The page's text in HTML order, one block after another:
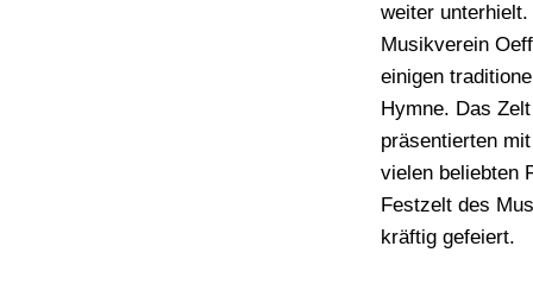
weiter
Musikverein
einigen
Hymne. Das
präsentierten
vielen beliebten
Festzelt des
kräftig gefeiert.